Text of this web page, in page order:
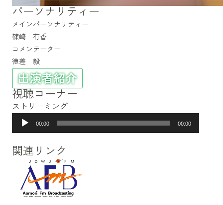
パーソナリティー
メインパーソナリティー
篠崎 有香
コメンテーター
徳差 毅
視聴コーナー
ストリーミング
声
プ
レ
00:00 00:00
関連リンク